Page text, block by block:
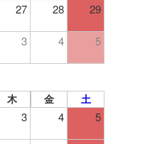
27 28 29
3 4 5
木 金 土
3 4 5